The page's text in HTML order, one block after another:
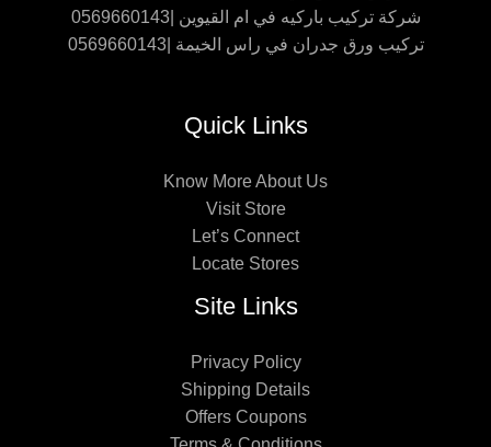
شركة تركيب باركيه في ام القيوين |0569660143
تركيب ورق جدران في راس الخيمة |0569660143
Quick Links
Know More About Us
Visit Store
Let’s Connect
Locate Stores
Site Links
Privacy Policy
Shipping Details
Offers Coupons